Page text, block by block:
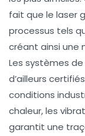
fait que le laser
processus tels
créant ainsi une
Les systèmes
d’ailleurs
conditions
chaleur, les
garantit une